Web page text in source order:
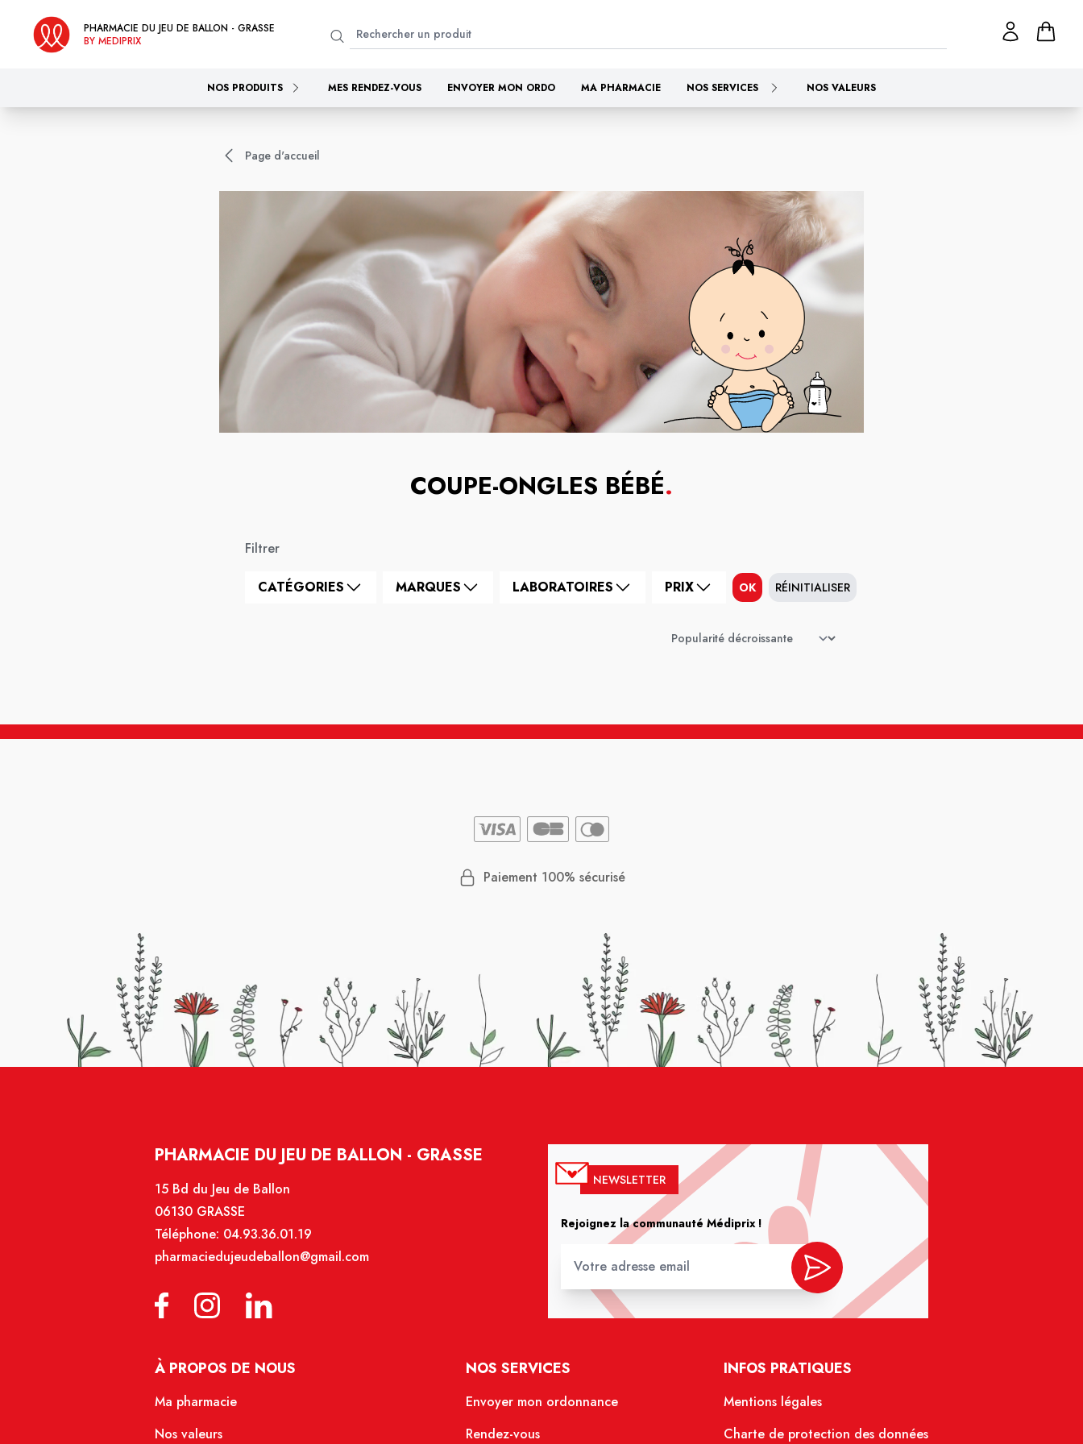
PHARMACIE DU JEU DE BALLON - GRASSE
BY MEDIPRIX
NOS PRODUITS MES RENDEZ-VOUS ENVOYER MON ORDO MA PHARMACIE NOS SERVICES NOS VALEURS
Page d'accueil
COUPE-ONGLES BÉBÉ.
Filtrer
CATÉGORIES MARQUES LABORATOIRES PRIX OK RÉINITIALISER
Paiement 100% sécurisé
PHARMACIE DU JEU DE BALLON - GRASSE
15 Bd du Jeu de Ballon
06130 GRASSE
Téléphone: 04.93.36.01.19
pharmaciedujeudeballon@gmail.com
NEWSLETTER
Rejoignez la communauté Médiprix !
À PROPOS DE NOUS
Ma pharmacie
Nos valeurs
NOS SERVICES
Envoyer mon ordonnance
Rendez-vous
INFOS PRATIQUES
Mentions légales
Charte de protection des données